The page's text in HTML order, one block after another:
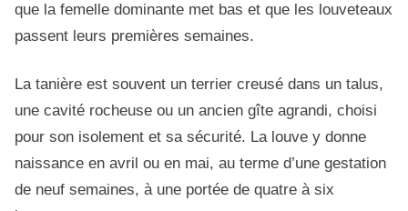
que la femelle dominante met bas et que les louveteaux
passent leurs premières semaines.
La tanière est souvent un terrier creusé dans un talus,
une cavité rocheuse ou un ancien gîte agrandi, choisi
pour son isolement et sa sécurité. La louve y donne
naissance en avril ou en mai, au terme d’une gestation
de neuf semaines, à une portée de quatre à six